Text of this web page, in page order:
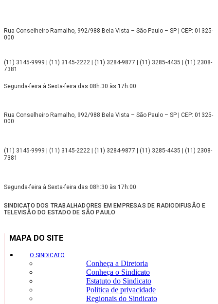
Rua Conselheiro Ramalho, 992/988 Bela Vista – São Paulo – SP | CEP: 01325-
000
(11) 3145-9999 | (11) 3145-2222 | (11) 3284-9877 | (11) 3285-4435 | (11) 2308-
7381
Segunda-feira à Sexta-feira das 08h:30 às 17h:00
Rua Conselheiro Ramalho, 992/988 Bela Vista – São Paulo – SP | CEP: 01325-
000
(11) 3145-9999 | (11) 3145-2222 | (11) 3284-9877 | (11) 3285-4435 | (11) 2308-
7381
Segunda-feira à Sexta-feira das 08h:30 às 17h:00
SINDICATO DOS TRABALHADORES EM EMPRESAS DE RADIODIFUSÃO E
TELEVISÃO DO ESTADO DE SÃO PAULO
MAPA DO SITE
O SINDICATO
Conheça a Diretoria
Conheça o Sindicato
Estatuto do Sindicato
Politica de privacidade
Regionais do Sindicato